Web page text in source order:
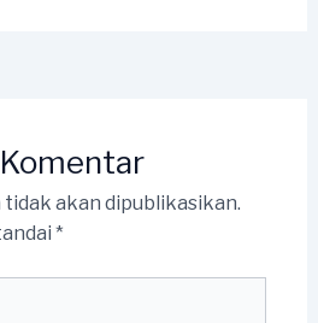
akan dipublikasikan.
*